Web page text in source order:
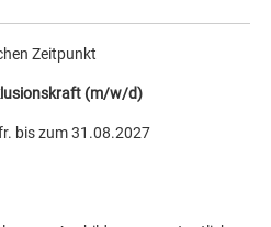
Zeitpunkt
(m/w/d)
bis zum 31.08.2027